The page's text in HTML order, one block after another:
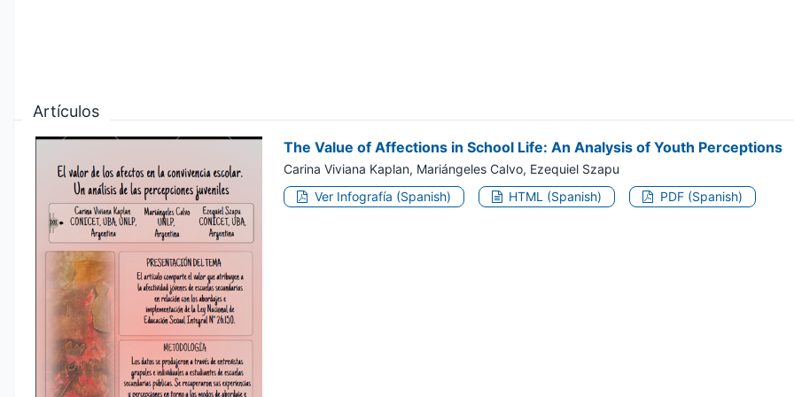
Artículos
The Value of Affections in School Life: An Analysis of Youth Perceptions
Carina Viviana Kaplan, Mariángeles Calvo, Ezequiel Szapu
Ver Infografía (Spanish)
HTML (Spanish) PDF (Spanish)